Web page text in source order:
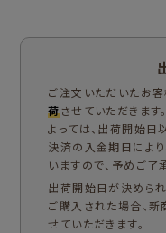
ご注文いただいたお客
荷させていただきます
よっては、出荷開始日
決済の入金期日によ
いますので、予めご了
出荷開始日が決めら
ご購入された場合、
せていただきます。